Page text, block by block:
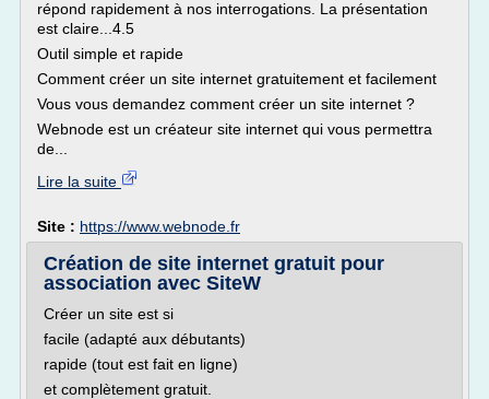
répond rapidement à nos interrogations. La présentation
est claire...4.5
Outil simple et rapide
Comment créer un site internet gratuitement et facilement
Vous vous demandez comment créer un site internet ?
Webnode est un créateur site internet qui vous permettra
de...
Lire la suite
Site : https://www.webnode.fr
Création de site internet gratuit pour
association avec SiteW
Créer un site est si
facile (adapté aux débutants)
rapide (tout est fait en ligne)
et complètement gratuit.